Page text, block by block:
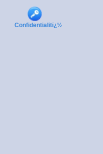
Confidentialitï¿½